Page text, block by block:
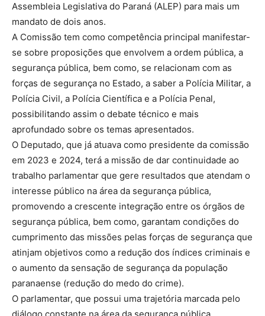
Assembleia Legislativa do Paraná (ALEP) para mais um
mandato de dois anos.
A Comissão tem como competência principal manifestar-
se sobre proposições que envolvem a ordem pública, a
segurança pública, bem como, se relacionam com as
forças de segurança no Estado, a saber a Polícia Militar, a
Polícia Civil, a Polícia Científica e a Polícia Penal,
possibilitando assim o debate técnico e mais
aprofundado sobre os temas apresentados.
O Deputado, que já atuava como presidente da comissão
em 2023 e 2024, terá a missão de dar continuidade ao
trabalho parlamentar que gere resultados que atendam o
interesse público na área da segurança pública,
promovendo a crescente integração entre os órgãos de
segurança pública, bem como, garantam condições do
cumprimento das missões pelas forças de segurança que
atinjam objetivos como a redução dos índices criminais e
o aumento da sensação de segurança da população
paranaense (redução do medo do crime).
O parlamentar, que possui uma trajetória marcada pelo